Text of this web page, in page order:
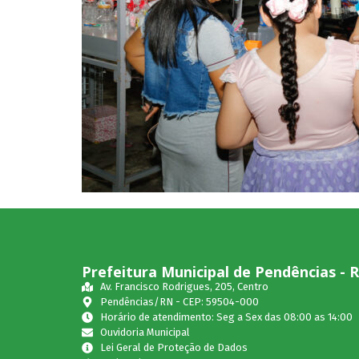
Prefeitura Municipal de Pendências -
Av. Francisco Rodrigues, 205, Centro
Pendências/RN - CEP: 59504-000
Horário de atendimento: Seg a Sex das 08:00 as 14:00
Ouvidoria Municipal
Lei Geral de Proteção de Dados